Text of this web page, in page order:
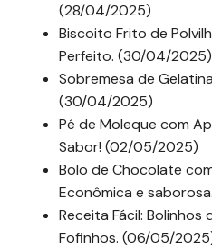
(28/04/2025)
Biscoito Frito de
Perfeito. (30/04/2025)
Sobremesa de
(30/04/2025)
Pé de Moleque com
Sabor! (02/05/2025)
Bolo de Chocolate
Econômica e
Receita Fácil: Bolinhos
Fofinhos. (06/05/